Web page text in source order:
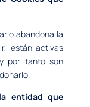
abandona la
están activas
por tanto son
entidad que